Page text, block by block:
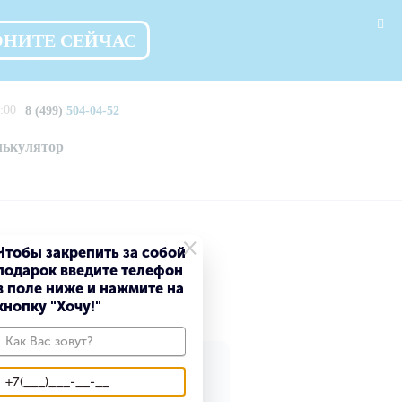
СЕЙЧАС
8 (499) 504-04-52
×
закрепить за собой
введите телефон
поле ниже и нажмите на
"Хочу!"